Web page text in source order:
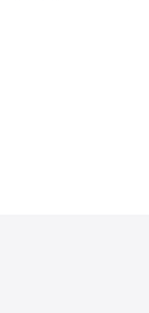
何成为提升SEO效果的